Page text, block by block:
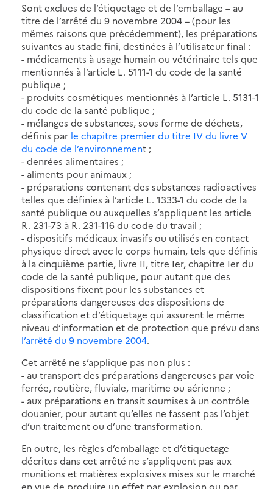
Sont exclues de l’étiquetage et de l’emballage – au
titre de l’arrêté du 9 novembre 2004 – (pour les
mêmes raisons que précédemment), les préparations
suivantes au stade fini, destinées à l’utilisateur final :
- médicaments à usage humain ou vétérinaire tels que
mentionnés à l’article L. 5111-1 du code de la santé
publique ;
- produits cosmétiques mentionnés à l’article L. 5131-1
du code de la santé publique ;
- mélanges de substances, sous forme de déchets,
définis par le chapitre premier du titre IV du livre V
du code de l’environnement ;
- denrées alimentaires ;
- aliments pour animaux ;
- préparations contenant des substances radioactives
telles que définies à l’article L. 1333-1 du code de la
santé publique ou auxquelles s’appliquent les article
R. 231-73 à R. 231-116 du code du travail ;
- dispositifs médicaux invasifs ou utilisés en contact
physique direct avec le corps humain, tels que définis
à la cinquième partie, livre II, titre Ier, chapitre Ier du
code de la santé publique, pour autant que des
dispositions fixent pour les substances et
préparations dangereuses des dispositions de
classification et d’étiquetage qui assurent le même
niveau d’information et de protection que prévu dans
l’arrêté du 9 novembre 2004.
Cet arrêté ne s’applique pas non plus :
- au transport des préparations dangereuses par voie
ferrée, routière, fluviale, maritime ou aérienne ;
- aux préparations en transit soumises à un contrôle
douanier, pour autant qu’elles ne fassent pas l’objet
d’un traitement ou d’une transformation.
En outre, les règles d’emballage et d’étiquetage
décrites dans cet arrêté ne s’appliquent pas aux
munitions et matières explosives mises sur le marché
en vue de produire un effet par explosion ou par